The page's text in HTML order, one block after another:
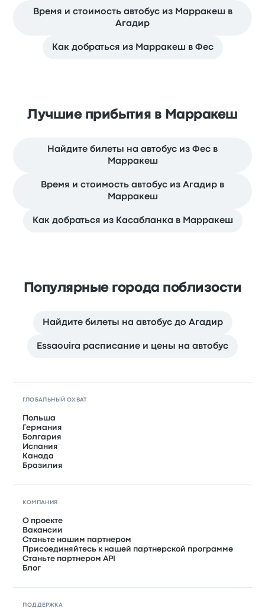
Время и стоимость автобус из Марракеш в
Агадир
Как добраться из Марракеш в Фес
Лучшие прибытия в Марракеш
Найдите билеты на автобус из Фес в
Марракеш
Время и стоимость автобус из Агадир в
Марракеш
Как добраться из Касабланка в Марракеш
Популярные города поблизости
Найдите билеты на автобус до Агадир
Essaouira расписание и цены на автобус
ГЛОБАЛЬНЫЙ ОХВАТ
Польша
Германия
Болгария
Испания
Канада
Бразилия
КОМПАНИЯ
О проекте
Вакансии
Станьте нашим партнером
Присоединяйтесь к нашей партнерской программе
Станьте партнером API
Блог
ПОДДЕРЖКА